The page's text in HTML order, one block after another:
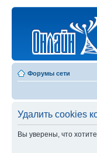
Форумы сети
Удалить cookies
Вы уверены, что